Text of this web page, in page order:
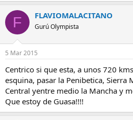
F FLAVIOMALACITANO
Gurú Olympista
5 Mar 2015
Centrico si que esta, a unos 720
esquina, pasar la Penibetica, Sierra
Central yentre medio la Mancha y
Que estoy de Guasa!!!!